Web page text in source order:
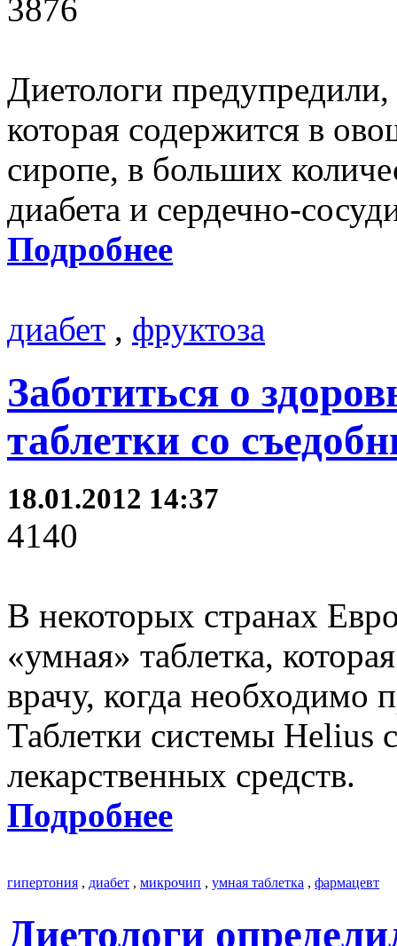
3876
Диетологи
которая содержится в
сиропе, в больших
диабета и сердечно-
Подробнее
диабет , фруктоза
Заботиться о
таблетки со
18.01.2012 14:37
4140
В некоторых странах
«умная» таблетка,
врачу, когда необходимо
Таблетки системы Helius
лекарственных средств.
Подробнее
гипертония , диабет , микрочип , умная таблетка , фармацевт
Диетологи